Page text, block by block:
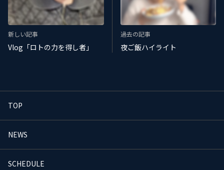
新しい記事
Vlog「ロトの力を得し者」
過去の記事
夜ご飯ハイライト
TOP
NEWS
SCHEDULE